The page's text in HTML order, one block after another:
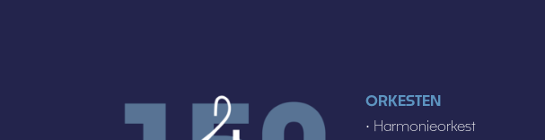
ORKESTEN
• Harmonieorkest